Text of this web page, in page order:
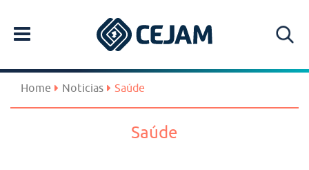
Home Noticias Saúde
Saúde